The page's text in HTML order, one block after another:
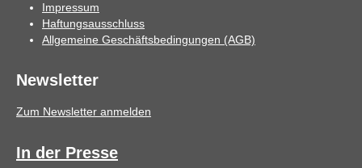
Impressum
Haftungsausschluss
Allgemeine Geschäftsbedingungen (AGB)
Newsletter
Zum Newsletter anmelden
In der Presse